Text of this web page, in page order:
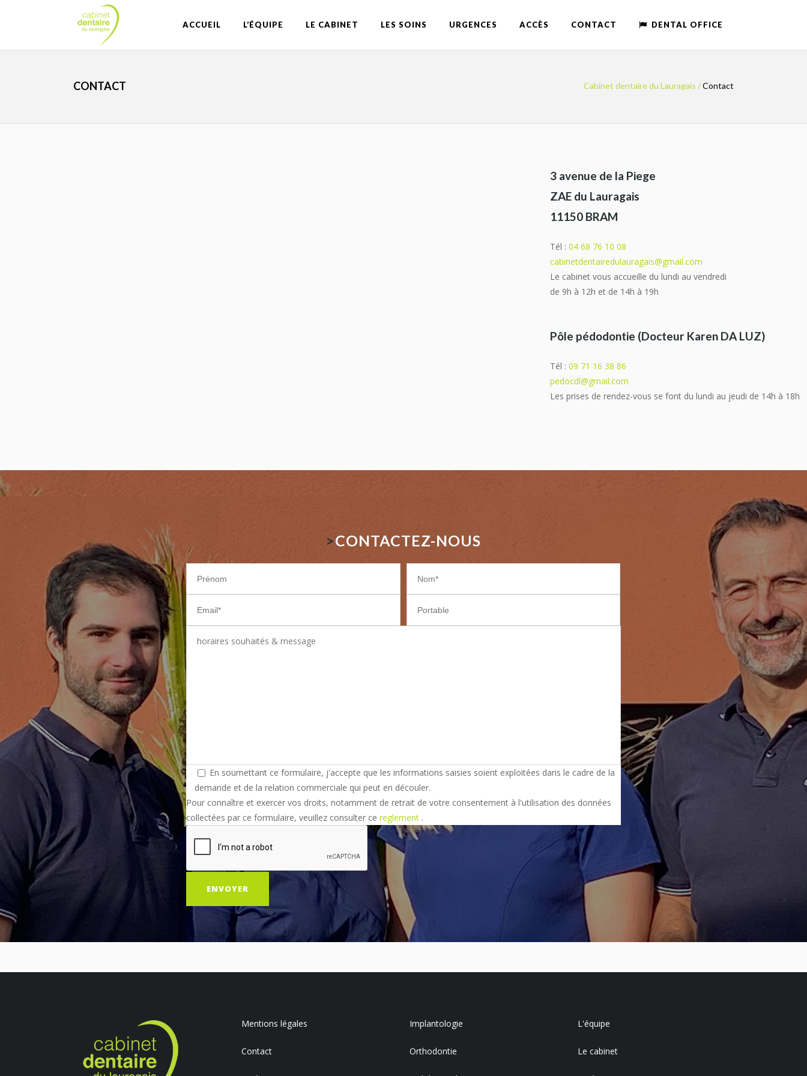
ACCUEIL L’ÉQUIPE LE CABINET LES SOINS URGENCES ACCÈS CONTACT DENTAL OFFICE
CONTACT Cabinet dentaire du Lauragais /Contact
3 avenue de la Piege
ZAE du Lauragais
11150 BRAM
Tél : 04 68 76 10 08
cabinetdentairedulauragais@gmail.com
Le cabinet vous accueille du lundi au vendredi
de 9h à 12h et de 14h à 19h
Pôle pédodontie (Docteur Karen DA LUZ)
Tél : 09 71 16 38 86
pedocdl@gmail.com
Les prises de rendez-vous se font du lundi au jeudi de 14h à 18h
>CONTACTEZ-NOUS
En soumettant ce formulaire, j'accepte que les informations saisies soient exploitées dans le cadre de la
demande et de la relation commerciale qui peut en découler.
Pour connaître et exercer vos droits, notamment de retrait de votre consentement à l'utilisation des données
collectées par ce formulaire, veuillez consulter cereglement .
Mentions légales
Contact
Implantologie
Orthodontie
L'équipe
Le cabinet